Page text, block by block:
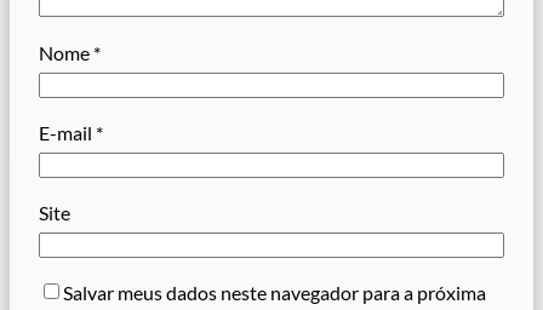
Nome *
E-mail *
Site
Salvar meus dados neste navegador para a próxima